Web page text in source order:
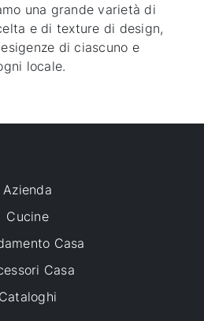
una grande varietà di
e di texture di design,
di ciascuno e
locale.
Azienda
Cucine
Casa
Casa
Cataloghi